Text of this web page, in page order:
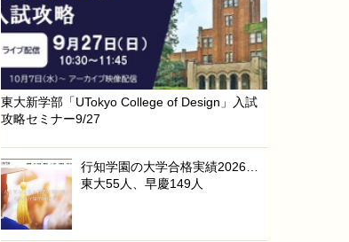
東大新学部「UTokyo College of Design」入試
攻略セミナー9/27
行知学園の大学合格実績2026…
東大55人、早慶149人